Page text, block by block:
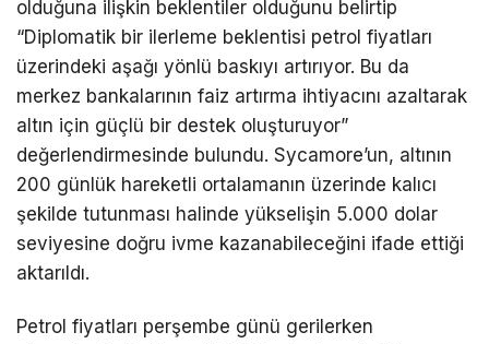
olduğuna ilişkin beklentiler olduğunu belirtip
“Diplomatik bir ilerleme beklentisi petrol fiyatları
üzerindeki aşağı yönlü baskıyı artırıyor. Bu da
merkez bankalarının faiz artırma ihtiyacını azaltarak
altın için güçlü bir destek oluşturuyor”
değerlendirmesinde bulundu. Sycamore’un, altının
200 günlük hareketli ortalamanın üzerinde kalıcı
şekilde tutunması halinde yükselişin 5.000 dolar
seviyesine doğru ivme kazanabileceğini ifade ettiği
aktarıldı.
Petrol fiyatları perşembe günü gerilerken